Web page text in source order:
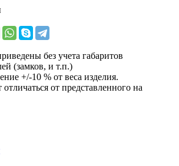
без учета габаритов
(замков, и т.п.)
+/-10 % от веса изделия.
от представленного на